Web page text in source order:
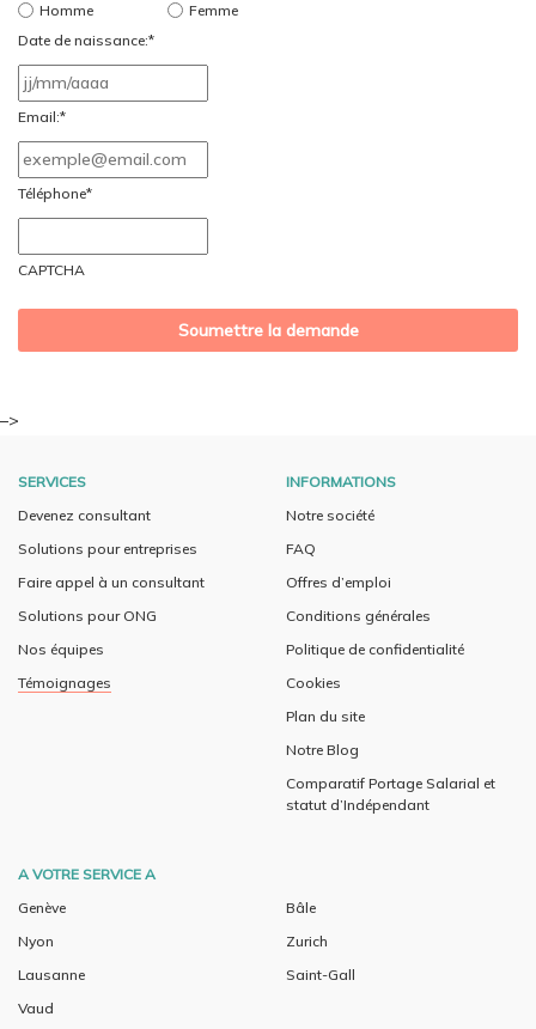
Homme
Femme
Date de naissance:*
slash
MM
Email:*
Téléphone*
CAPTCHA
–>
SERVICES
Devenez consultant
Solutions pour entreprises
Faire appel à un consultant
Solutions pour ONG
Nos équipes
Témoignages
INFORMATIONS
Notre société
FAQ
Offres d’emploi
Conditions générales
Politique de confidentialité
Cookies
Plan du site
Notre Blog
Comparatif Portage Salarial et
statut d’Indépendant
A VOTRE SERVICE A
Genève
Nyon
Lausanne
Vaud
Bâle
Zurich
Saint-Gall